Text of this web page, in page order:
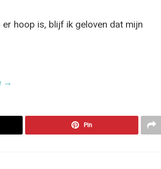
er hoop is, blijf ik geloven dat mijn
→
Pin